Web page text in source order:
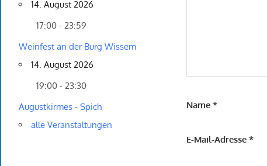
Name*
E-Mail-Adresse*
14. August 2026
17:00 - 23:59
Weinfest an der Burg Wissem
14. August 2026
19:00 - 23:30
Augustkirmes - Spich
alle Veranstaltungen